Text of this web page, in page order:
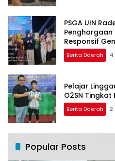
PSGA UIN
Penghargaan
Responsif
Berita Daerah 4
Pelajar
O2SN Tingkat
Berita Daerah 2
Popular Posts